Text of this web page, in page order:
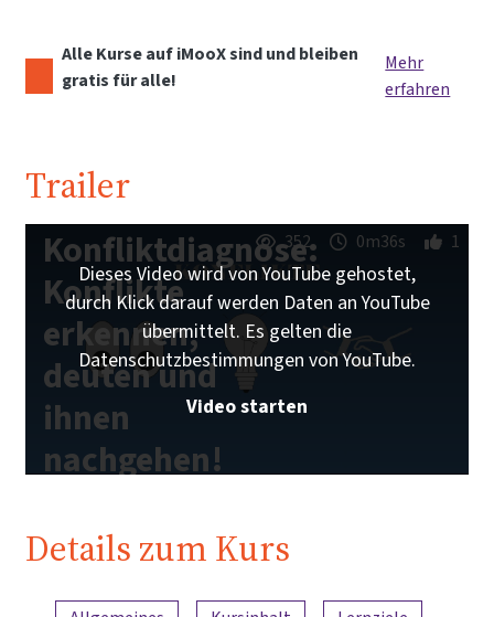
Alle Kurse auf iMooX sind und bleiben
gratis für alle!
Mehr
erfahren
Trailer
Konfliktdiagnose:
Konflikte
erkennen,
deuten und
ihnen
nachgehen!
352 0m36s 1
Dieses Video wird von YouTube gehostet,
durch Klick darauf werden Daten an YouTube
übermittelt. Es gelten die
Datenschutzbestimmungen von YouTube.
Video starten
Details zum Kurs
Inhaltsübersicht